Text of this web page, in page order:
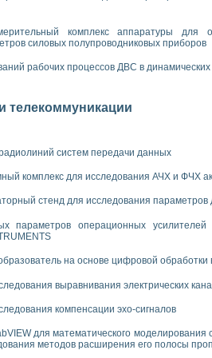
процессов пищевых
нефтегазовых скважин
графического программирования
асинхронных двигателей при пуске
NATIONAL INSTRUMENTS
в интегрированных средах
зеркальной антенны и построению
цепей
для электротехнической подготовки
устройства и микропроцессоры
практикума по измерениям магнитных
комплекс аппаратуры для
силовых полупроводниковых приборов
рабочих процессов ДВС в
телекоммуникации
систем передачи данных
комплекс для исследования АЧХ и ФЧХ
стенд для исследования
параметров операционных
на основе цифровой обработки
выравнивания электрических
компенсации эхо-сигналов
для математического моделирования
методов расширения его полосы